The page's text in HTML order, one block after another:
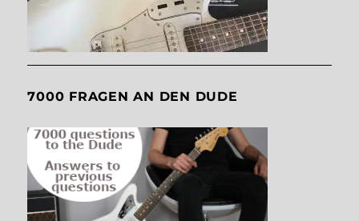
7000 FRAGEN AN DEN DUDE